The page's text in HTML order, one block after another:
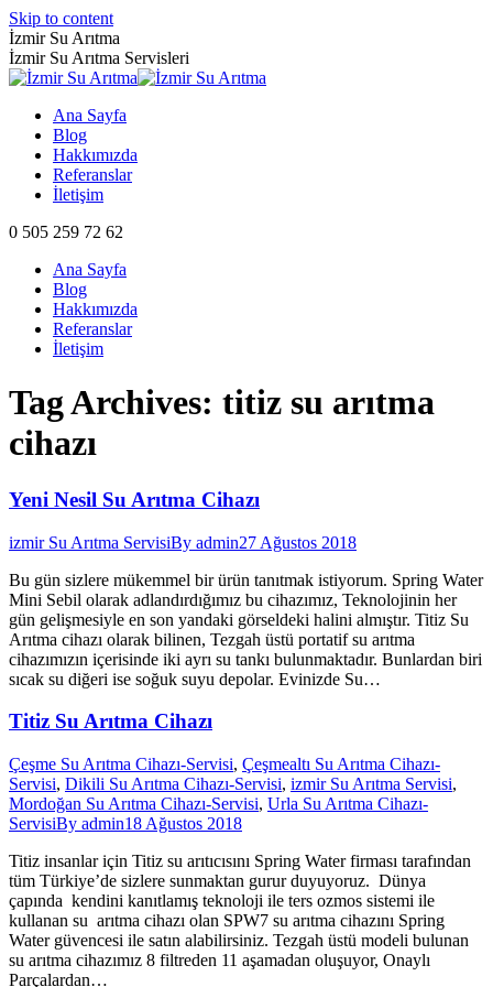
Skip to content
İzmir Su Arıtma
İzmir Su Arıtma Servisleri
Ana Sayfa
Blog
Hakkımızda
Referanslar
İletişim
0 505 259 72 62
Ana Sayfa
Blog
Hakkımızda
Referanslar
İletişim
Tag Archives: titiz su arıtma
cihazı
Yeni Nesil Su Arıtma Cihazı
izmir Su Arıtma ServisiBy admin27 Ağustos 2018
Bu gün sizlere mükemmel bir ürün tanıtmak istiyorum. Spring Water
Mini Sebil olarak adlandırdığımız bu cihazımız, Teknolojinin her
gün gelişmesiyle en son yandaki görseldeki halini almıştır. Titiz Su
Arıtma cihazı olarak bilinen, Tezgah üstü portatif su arıtma
cihazımızın içerisinde iki ayrı su tankı bulunmaktadır. Bunlardan biri
sıcak su diğeri ise soğuk suyu depolar. Evinizde Su…
Titiz Su Arıtma Cihazı
Çeşme Su Arıtma Cihazı-Servisi, Çeşmealtı Su Arıtma Cihazı-
Servisi, Dikili Su Arıtma Cihazı-Servisi, izmir Su Arıtma Servisi,
Mordoğan Su Arıtma Cihazı-Servisi, Urla Su Arıtma Cihazı-
ServisiBy admin18 Ağustos 2018
Titiz insanlar için Titiz su arıtıcısını Spring Water firması tarafından
tüm Türkiye’de sizlere sunmaktan gurur duyuyoruz. Dünya
çapında kendini kanıtlamış teknoloji ile ters ozmos sistemi ile
kullanan su arıtma cihazı olan SPW7 su arıtma cihazını Spring
Water güvencesi ile satın alabilirsiniz. Tezgah üstü modeli bulunan
su arıtma cihazımız 8 filtreden 11 aşamadan oluşuyor, Onaylı
Parçalardan…